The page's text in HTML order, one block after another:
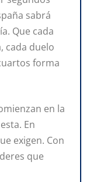
sabrá
Que cada
cada duelo
forma
en la
En
exigen. Con
que